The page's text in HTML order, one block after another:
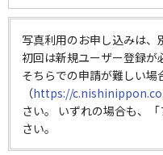
写真利用のお申し込みは
初回は新規ユーザー登録が
そちらでの申請が難しい場
（https://
さい。 いずれの場合も、
さい。